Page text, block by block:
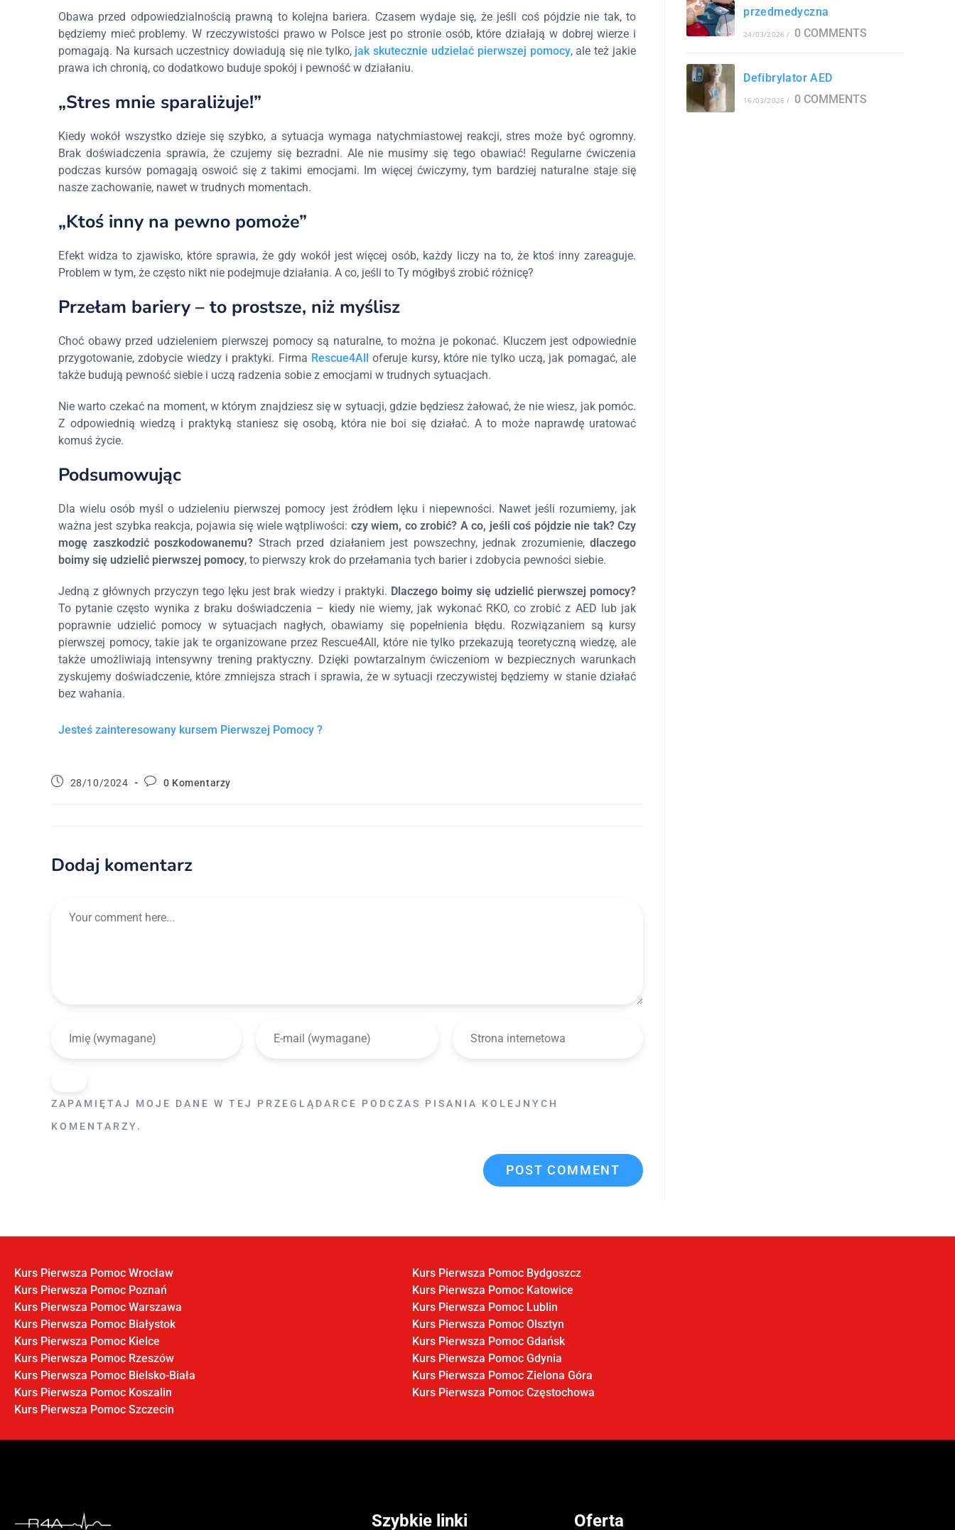
Obawa przed odpowiedzialnością prawną to kolejna bariera. Czasem wydaje się, że jeśli coś pójdzie nie tak, to
będziemy mieć problemy. W rzeczywistości prawo w Polsce jest po stronie osób, które działają w dobrej wierze i
pomagają. Na kursach uczestnicy dowiadują się nie tylko, jak skutecznie udzielać pierwszej pomocy, ale też jakie
prawa ich chronią, co dodatkowo buduje spokój i pewność w działaniu.
„Stres mnie sparaliżuje!”
Kiedy wokół wszystko dzieje się szybko, a sytuacja wymaga natychmiastowej reakcji, stres może być ogromny.
Brak doświadczenia sprawia, że czujemy się bezradni. Ale nie musimy się tego obawiać! Regularne ćwiczenia
podczas kursów pomagają oswoić się z takimi emocjami. Im więcej ćwiczymy, tym bardziej naturalne staje się
nasze zachowanie, nawet w trudnych momentach.
„Ktoś inny na pewno pomoże”
Efekt widza to zjawisko, które sprawia, że gdy wokół jest więcej osób, każdy liczy na to, że ktoś inny zareaguje.
Problem w tym, że często nikt nie podejmuje działania. A co, jeśli to Ty mógłbyś zrobić różnicę?
Przełam bariery – to prostsze, niż myślisz
Choć obawy przed udzieleniem pierwszej pomocy są naturalne, to można je pokonać. Kluczem jest odpowiednie
przygotowanie, zdobycie wiedzy i praktyki. Firma Rescue4All oferuje kursy, które nie tylko uczą, jak pomagać, ale
także budują pewność siebie i uczą radzenia sobie z emocjami w trudnych sytuacjach.
Nie warto czekać na moment, w którym znajdziesz się w sytuacji, gdzie będziesz żałować, że nie wiesz, jak pomóc.
Z odpowiednią wiedzą i praktyką staniesz się osobą, która nie boi się działać. A to może naprawdę uratować
komuś życie.
Podsumowując
Dla wielu osób myśl o udzieleniu pierwszej pomocy jest źródłem lęku i niepewności. Nawet jeśli rozumiemy, jak
ważna jest szybka reakcja, pojawia się wiele wątpliwości: czy wiem, co zrobić? A co, jeśli coś pójdzie nie tak? Czy
mogę zaszkodzić poszkodowanemu? Strach przed działaniem jest powszechny, jednak zrozumienie, dlaczego
boimy się udzielić pierwszej pomocy, to pierwszy krok do przełamania tych barier i zdobycia pewności siebie.
Jedną z głównych przyczyn tego lęku jest brak wiedzy i praktyki. Dlaczego boimy się udzielić pierwszej pomocy?
To pytanie często wynika z braku doświadczenia – kiedy nie wiemy, jak wykonać RKO, co zrobić z AED lub jak
poprawnie udzielić pomocy w sytuacjach nagłych, obawiamy się popełnienia błędu. Rozwiązaniem są kursy
pierwszej pomocy, takie jak te organizowane przez Rescue4All, które nie tylko przekazują teoretyczną wiedzę, ale
także umożliwiają intensywny trening praktyczny. Dzięki powtarzalnym ćwiczeniom w bezpiecznych warunkach
zyskujemy doświadczenie, które zmniejsza strach i sprawia, że w sytuacji rzeczywistej będziemy w stanie działać
bez wahania.
Jesteś zainteresowany kursem Pierwszej Pomocy ?
28/10/2024 0 Komentarzy
Dodaj komentarz
ZAPAMIĘTAJ MOJE DANE W TEJ PRZEGLĄDARCE PODCZAS PISANIA KOLEJNYCH
KOMENTARZY.
przedmedyczna
24/03/2026 / 0 COMMENTS
Defibrylator AED
16/03/2026 / 0 COMMENTS
Kurs Pierwsza Pomoc Wrocław
Kurs Pierwsza Pomoc Poznań
Kurs Pierwsza Pomoc Warszawa
Kurs Pierwsza Pomoc Białystok
Kurs Pierwsza Pomoc Kielce
Kurs Pierwsza Pomoc Rzeszów
Kurs Pierwsza Pomoc Bielsko-Biała
Kurs Pierwsza Pomoc Koszalin
Kurs Pierwsza Pomoc Szczecin
Kurs Pierwsza Pomoc Bydgoszcz
Kurs Pierwsza Pomoc Katowice
Kurs Pierwsza Pomoc Lublin
Kurs Pierwsza Pomoc Olsztyn
Kurs Pierwsza Pomoc Gdańsk
Kurs Pierwsza Pomoc Gdynia
Kurs Pierwsza Pomoc Zielona Góra
Kurs Pierwsza Pomoc Częstochowa
Szybkie linki Oferta